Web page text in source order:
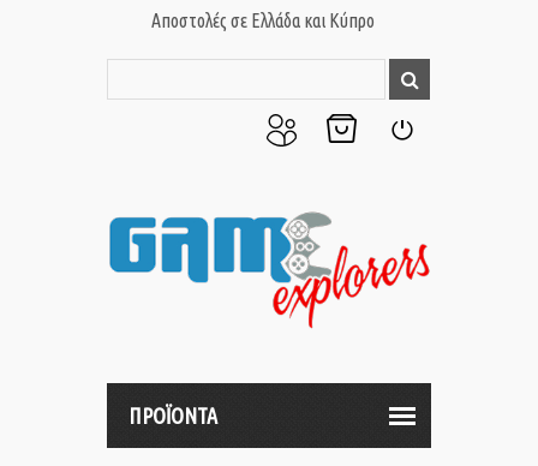
Αποστολές σε Ελλάδα και Κύπρο
μου
ΠΡΟΪΟΝΤΑ